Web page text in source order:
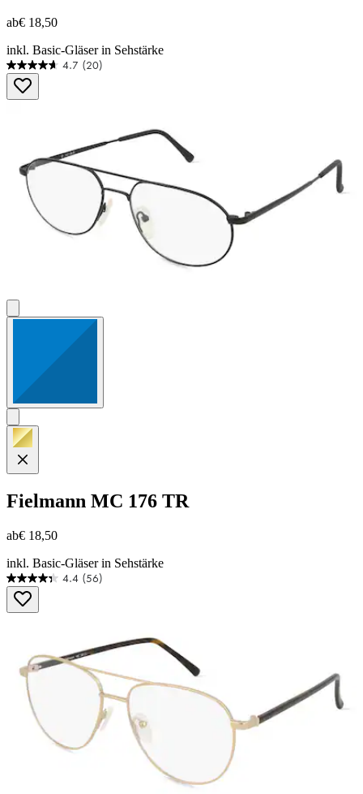
ab€ 18,50
inkl. Basic-Gläser in Sehstärke
4.7 (20)
4.7
von
5
Fielmann MC 176 TR
ab€ 18,50
inkl. Basic-Gläser in Sehstärke
4.4 (56)
4.4
von
5
Bewertungen